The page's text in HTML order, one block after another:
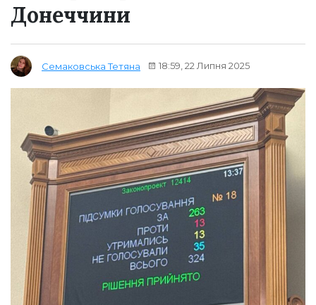
Донеччини
Семаковська Тетяна 18:59, 22 Липня 2025